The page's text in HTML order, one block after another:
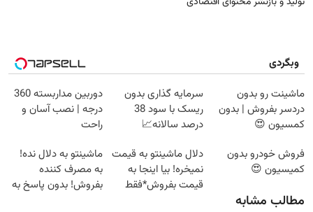
وبگردی
ماشینت رو بدون
دردسر بفروش | بدون
کمسیون 😍
سرمایه گذاری بدون
ریسک با سود 38
درصد سالانه📈
دوربین مداربسته 360
درجه | نصب آسان و
راحت
فروش خودرو بدون
کمیسیون 😍
دلال ماشینتو به قیمت
نمیخره! بیا اینجا به
قیمت بفروش*فقط
ماشینتو به دلال نده!
به مصرف کننده
بفروش! بدون پاسخ به
مطالب مشابه